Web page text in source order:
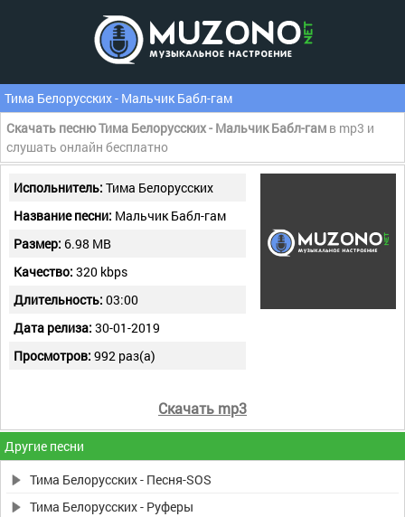
Тима Белорусских - Мальчик Бабл-гам
Скачать песню Тима Белорусских - Мальчик Бабл-гам в mp3 и
слушать онлайн бесплатно
Испольнитель: Тима Белорусских
Название песни: Мальчик Бабл-гам
Размер: 6.98 MB
Качество: 320 kbps
Длительность: 03:00
Дата релиза: 30-01-2019
Просмотров: 992 раз(а)
Скачать mp3
Другие песни
Тима Белорусских - Песня-SOS
Тима Белорусских - Руферы